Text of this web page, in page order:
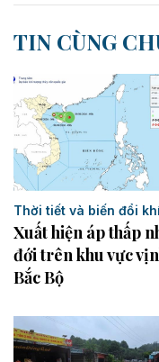
TIN CÙNG
Thời tiết và biến đổi
Xuất hiện áp thấp
đới trên khu vực
Bắc Bộ